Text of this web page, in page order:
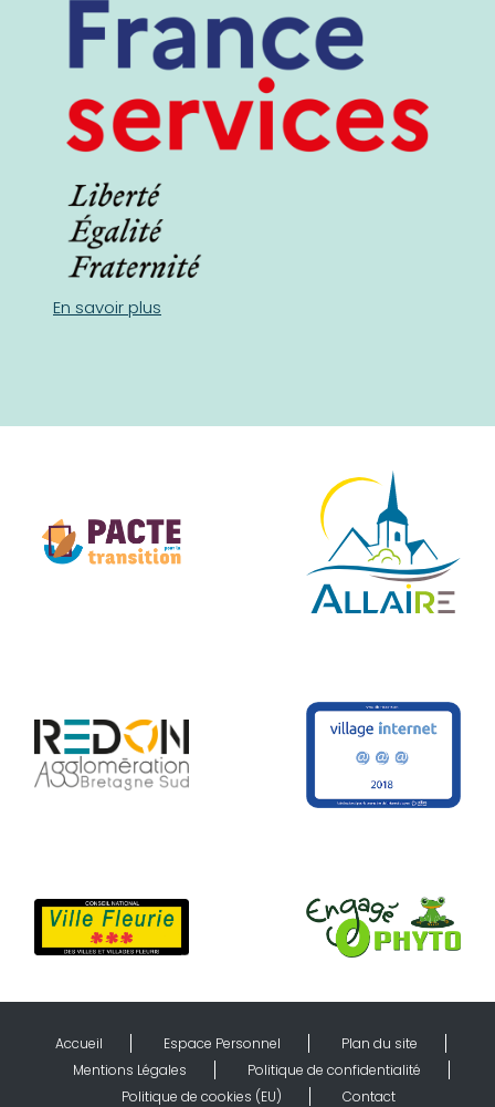
En savoir plus
Accueil Espace Personnel
Plan du site
Mentions Légales
Politique de confidentialité
Politique de cookies (EU)
Contact